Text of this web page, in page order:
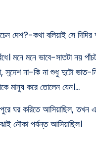
দেশ?-কথা বলিয়াই সে দিদির
মনে মনে ভাবে-সাতটা নয়
সন্দেশ না-কি না শুধু দুটো ভাত-
মানুষ করে তোলেন যেন।…
ঘর করিতে আসিয়াছিল,
নৌকা পর্যন্ত আসিয়াছিল।